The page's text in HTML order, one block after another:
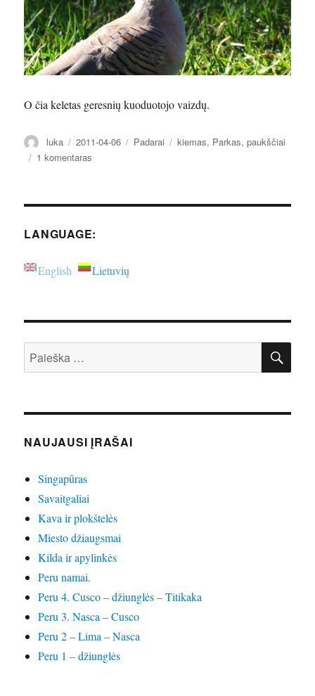
O čia keletas geresnių kuoduotojo vaizdų.
Autorius
luka Paskelbta
2011-04-06 Kategorijos
Padarai Žymos
kiemas, Parkas,paukščiai
1 komentaras
–
draugęlį.
LANGUAGE:
English Lietuvių
Ieškoti:
NAUJAUSI ĮRAŠAI
Singapūras
Savaitgaliai
Kava ir plokštelės
Miesto džiaugsmai
Kilda ir apylinkės
Peru namai.
Peru 4. Cusco – džiunglės – Titikaka
Peru 3. Nasca – Cusco
Peru 2 – Lima – Nasca
Peru 1 – džiunglės